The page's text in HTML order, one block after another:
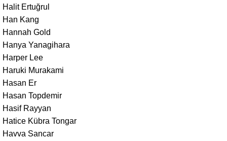
Halit Ertuğrul
Han Kang
Hannah Gold
Hanya Yanagihara
Harper Lee
Haruki Murakami
Hasan Er
Hasan Topdemir
Hasif Rayyan
Hatice Kübra Tongar
Havva Sancar